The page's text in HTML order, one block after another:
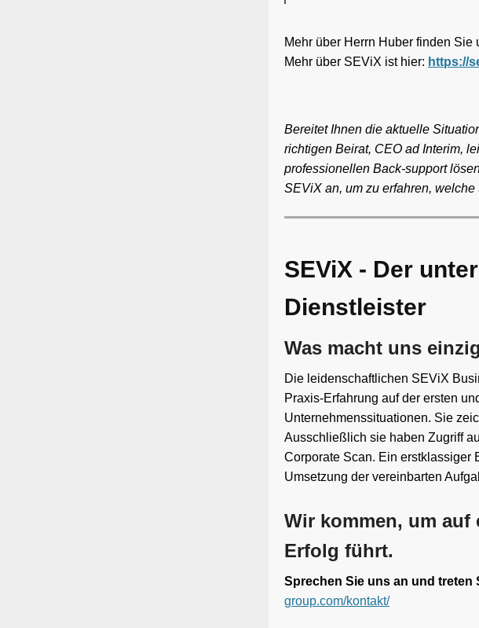
Mehr über Herrn Huber finden Sie
Mehr über SEViX ist hier: https://
Bereitet Ihnen die aktuelle
richtigen Beirat, CEO ad Interim,
professionellen Back-support
SEViX an, um zu erfahren,
SEViX - Der
Dienstleister
Was macht uns
Die leidenschaftlichen SEViX
Praxis-Erfahrung auf der ersten
Unternehmenssituationen. Sie
Ausschließlich sie haben Zugriff
Corporate Scan. Ein erstklassiger
Umsetzung der vereinbarten
Wir kommen, um auf
Erfolg führt.
Sprechen Sie uns an und treten
group.com/kontakt/